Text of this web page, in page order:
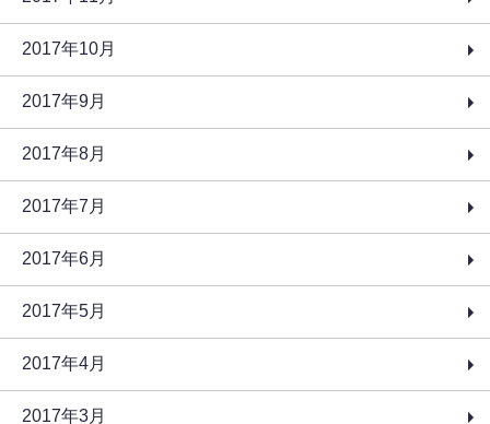
2017年10月
2017年9月
2017年8月
2017年7月
2017年6月
2017年5月
2017年4月
2017年3月